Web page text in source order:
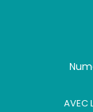
AVEC